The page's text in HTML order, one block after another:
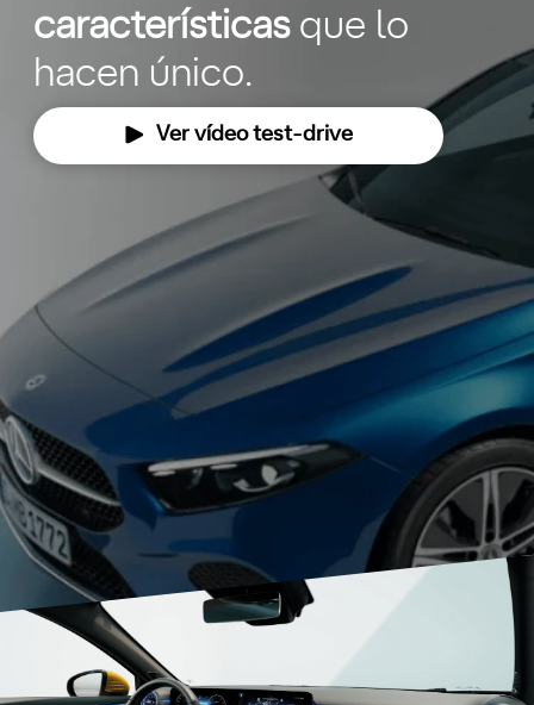
característicasque lo
hacen único.
Ver vídeo test-drive